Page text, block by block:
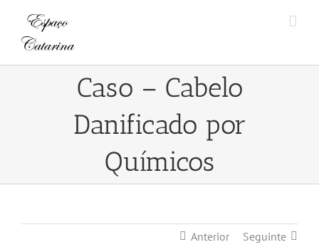
content
Caso – Cabelo
Danificado por
Químicos
Anterior Seguinte